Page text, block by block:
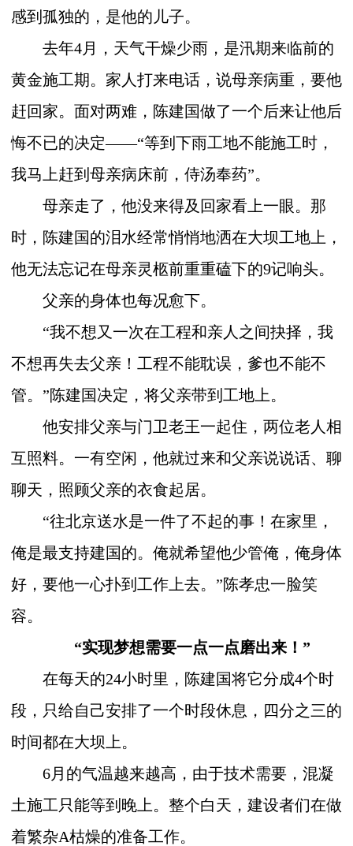
感到孤独的，是他的儿子。
去年4月，天气干燥少雨，是汛期来临前的
黄金施工期。家人打来电话，说母亲病重，要他
赶回家。面对两难，陈建国做了一个后来让他后
悔不已的决定——“等到下雨工地不能施工时，
我马上赶到母亲病床前，侍汤奉药”。
母亲走了，他没来得及回家看上一眼。那
时，陈建国的泪水经常悄悄地洒在大坝工地上，
他无法忘记在母亲灵柩前重重磕下的9记响头。
父亲的身体也每况愈下。
“我不想又一次在工程和亲人之间抉择，我
不想再失去父亲！工程不能耽误，爹也不能不
管。”陈建国决定，将父亲带到工地上。
他安排父亲与门卫老王一起住，两位老人相
互照料。一有空闲，他就过来和父亲说说话、聊
聊天，照顾父亲的衣食起居。
“往北京送水是一件了不起的事！在家里，
俺是最支持建国的。俺就希望他少管俺，俺身体
好，要他一心扑到工作上去。”陈孝忠一脸笑
容。
“实现梦想需要一点一点磨出来！”
在每天的24小时里，陈建国将它分成4个时
段，只给自己安排了一个时段休息，四分之三的
时间都在大坝上。
6月的气温越来越高，由于技术需要，混凝
土施工只能等到晚上。整个白天，建设者们在做
着繁杂A枯燥的准备工作。